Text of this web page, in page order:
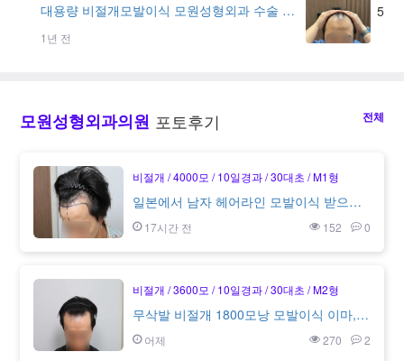
대용량 비절개모발이식 모원성형외과 수술 후 5일 경과
1년 전
5
모원성형외과의원 포토후기 전체
비절개 4000모 10일경과 30대초 M1형
일본에서 남자 헤어라인 모발이식 받으러 모원성형외과! 이식받은지 10일 지났어요
17시간 전 152 0
비절개 3600모 10일경과 30대초 M2형
무삭발 비절개 1800모낭 모발이식 이마, 헤어라인 10일차 후기 모원성형외과 정재홍원장님
어제 270 2